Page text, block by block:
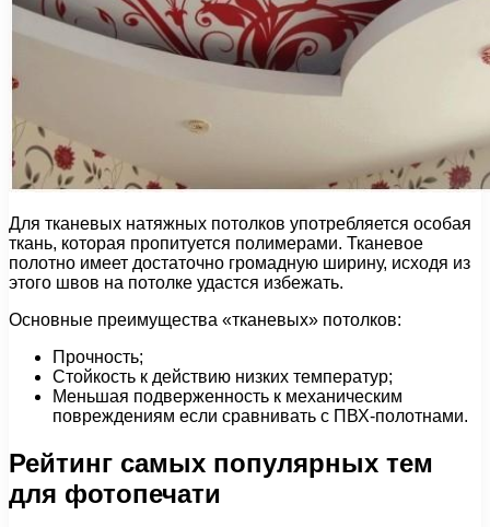
Для тканевых натяжных потолков употребляется особая
ткань, которая пропитуется полимерами. Тканевое
полотно имеет достаточно громадную ширину, исходя из
этого швов на потолке удастся избежать.
Основные преимущества «тканевых» потолков:
Прочность;
Стойкость к действию низких температур;
Меньшая подверженность к механическим
повреждениям если сравнивать с ПВХ-полотнами.
Рейтинг самых популярных тем
для фотопечати